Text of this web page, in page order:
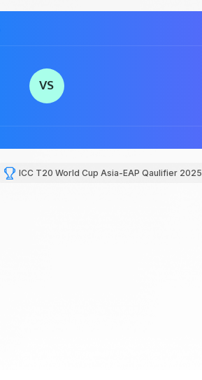
VS
ICC T20 World Cup Asia-EAP Qaulifier 2025